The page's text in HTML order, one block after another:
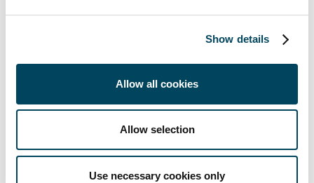
Show details
Allow all cookies
Allow selection
Use necessary cookies only
Om Catella:Catella är en ledande specialist
Europa. Catella är listat på First North
Premier vid Nasdaq Stockholm. Läs mer på
catella.se.